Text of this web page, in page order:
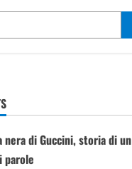
nera di Guccini, storia di un
parole